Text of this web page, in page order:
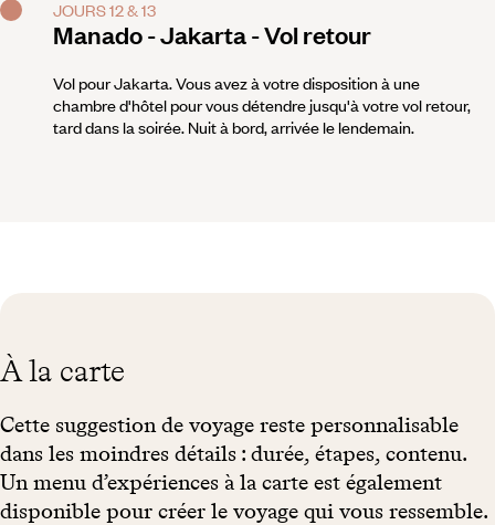
JOURS 12 & 13
Manado - Jakarta - Vol retour
Vol pour Jakarta. Vous avez à votre disposition à une
chambre d'hôtel pour vous détendre jusqu'à votre vol retour,
tard dans la soirée. Nuit à bord, arrivée le lendemain.
À la carte
Cette suggestion de voyage reste personnalisable
dans les moindres détails : durée, étapes, contenu.
Un menu d’expériences à la carte est également
disponible pour créer le voyage qui vous ressemble.